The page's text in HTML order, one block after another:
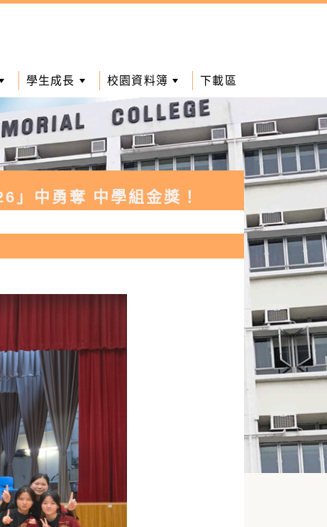
學生成長 校園資料簿 下載區
」中勇奪 中學組金獎！